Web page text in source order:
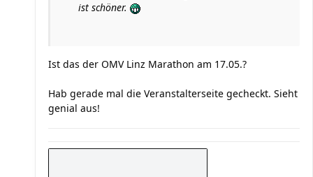
ist schöner.
Ist das der OMV Linz Marathon am 17.05.?
Hab gerade mal die Veranstalterseite gecheckt. Sieht
genial aus!